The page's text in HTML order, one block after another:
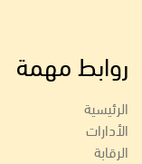
روابط مهمة
الرئيسية
الأدارات
الرقابة